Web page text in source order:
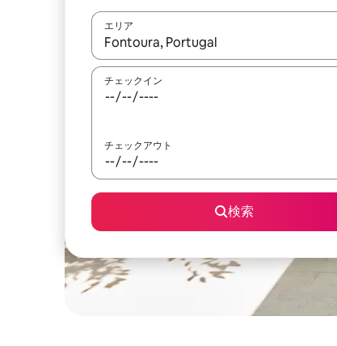
エリア
検索結果が表示されたら、上下の矢印キーを
チェックイン
チェックアウト
検索